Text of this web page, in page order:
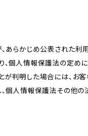
、あらかじめ公表され
個人情報保護法の定め
が判明した場合には、
個人情報保護法その他